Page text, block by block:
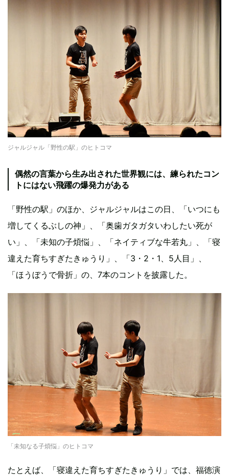
ジャルジャル「野性の駅」のヒトコマ
偶然の言葉から生み出された世界観には、練られたコン
トにはない飛躍の爆発力がある
「野性の駅」のほか、ジャルジャルはこの日、「いつにも
増してくるぶしの神」、「奥歯ガタガタいわしたい死が
い」、「未知の子煩悩」、「ネイティブな牛若丸」、「寝
違えた育ちすぎたきゅうり」、「3・2・1、5人目」、
「ほうぼうで骨折」の、7本のコントを披露した。
「未知なる子煩悩」のヒトコマ
たとえば、「寝違えた育ちすぎたきゅうり」では、福徳演